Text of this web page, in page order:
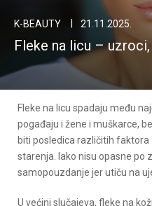
K-BEAUTY 21.11.2025.
Fleke na licu –
Fleke na licu spadaju među
pogađaju i žene i muškarce,
biti posledica različitih faktora
starenja. Iako nisu opasne po
samopouzdanje jer utiču na
U većini slučajeva, fleke na